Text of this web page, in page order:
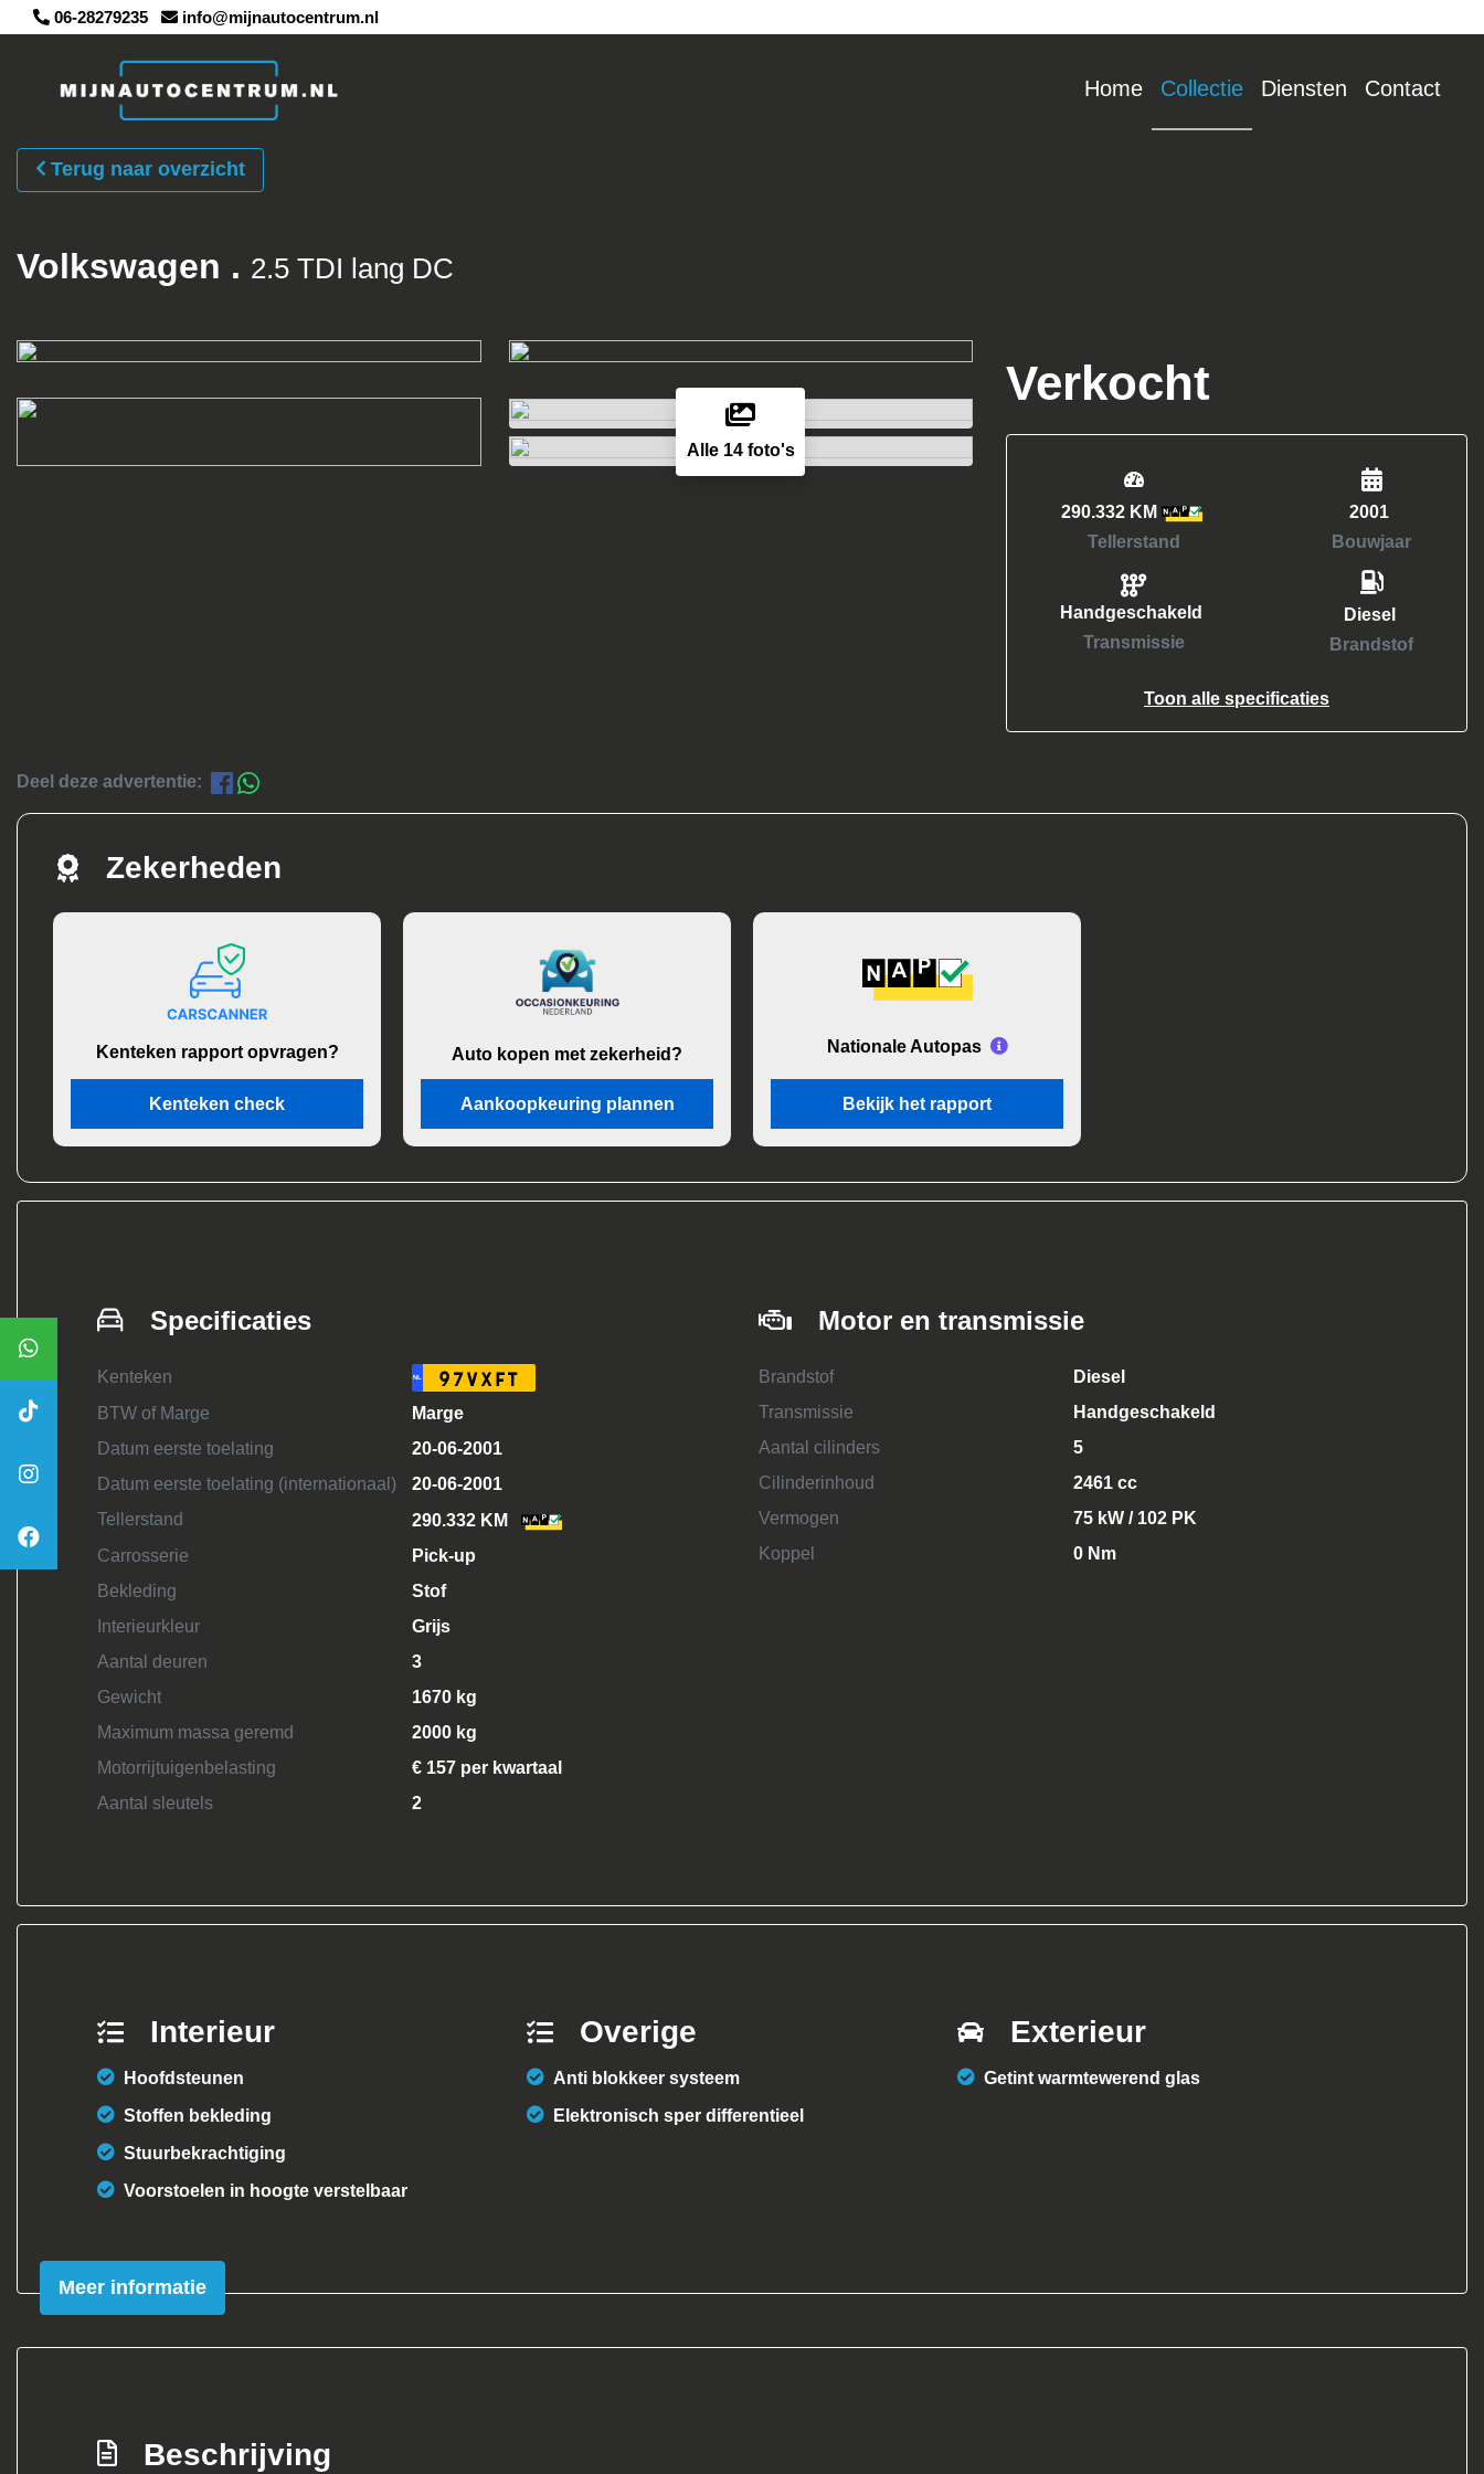
06-28279235 info@mijnautocentrum.nl
Home Collectie Diensten Contact
Terug naar overzicht
Volkswagen . 2.5 TDI lang DC
Alle 14 foto's
Verkocht
290.332 KM
Tellerstand
Handgeschakeld
Transmissie
2001
Bouwjaar
Diesel
Brandstof
Toon alle specificaties
Deel deze advertentie:
Zekerheden
Kenteken rapport opvragen?
Kenteken check
Auto kopen met zekerheid?
Aankoopkeuring plannen
Nationale Autopas
Bekijk het rapport
Specificaties
Kenteken NL 97VXFT
BTW of Marge
Marge
Datum eerste toelating
20-06-2001
Datum eerste toelating (internationaal)
20-06-2001
Tellerstand
290.332 KM
Carrosserie
Pick-up
Bekleding
Stof
Interieurkleur
Grijs
Aantal deuren
3
Gewicht
1670 kg
Maximum massa geremd
2000 kg
Motorrijtuigenbelasting
€ 157 per kwartaal
Aantal sleutels
2
Motor en transmissie
Brandstof
Diesel
Transmissie
Handgeschakeld
Aantal cilinders
5
Cilinderinhoud
2461 cc
Vermogen
75 kW / 102 PK
Koppel
0 Nm
Interieur
Hoofdsteunen
Stoffen bekleding
Stuurbekrachtiging
Voorstoelen in hoogte verstelbaar
Overige
Anti blokkeer systeem
Elektronisch sper differentieel
Exterieur
Getint warmtewerend glas
Meer informatie
Beschrijving